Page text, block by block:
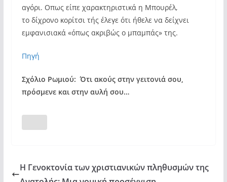
αγόρι. Οπως είπε χαρακτηριστικά η Μπουρέλ,
το δίχρονο κορίτσι τής έλεγε ότι ήθελε να δείχνει
εμφανισιακά «όπως ακριβώς ο μπαμπάς» της.
Πηγή
Σχόλιο Ρωμιού: Ότι ακούς στην γειτονιά σου,
πρόσμενε και στην αυλή σου…
Η Γενοκτονία των χριστιανικών πληθυσμών της